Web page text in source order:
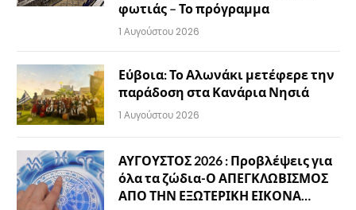
φωτιάς – Το πρόγραμμα
1 Αυγούστου 2026
Εύβοια: Το Αλωνάκι μετέφερε την
παράδοση στα Κανάρια Νησιά
1 Αυγούστου 2026
ΑΥΓΟΥΣΤΟΣ 2026 : Προβλέψεις για
όλα τα ζώδια-Ο ΑΠΕΓΚΛΩΒΙΣΜΟΣ
ΑΠΟ ΤΗΝ ΕΞΩΤΕΡΙΚΗ ΕΙΚΟΝΑ…